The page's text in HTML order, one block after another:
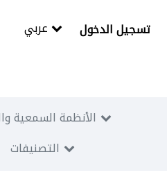
تسجيل الدخول
الأنظمة السمعية
التصنيفات